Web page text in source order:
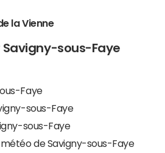
la Vienne
Savigny-sous-Faye
Faye
sous-Faye
sous-Faye
de Savigny-sous-Faye